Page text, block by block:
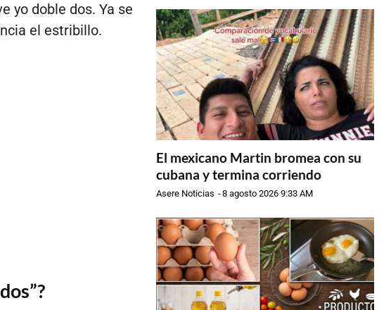
yo doble dos. Ya se
el estribillo.
El mexicano Martin bromea con su
cubana y termina corriendo
Asere Noticias -8 agosto 2026 9:33 AM